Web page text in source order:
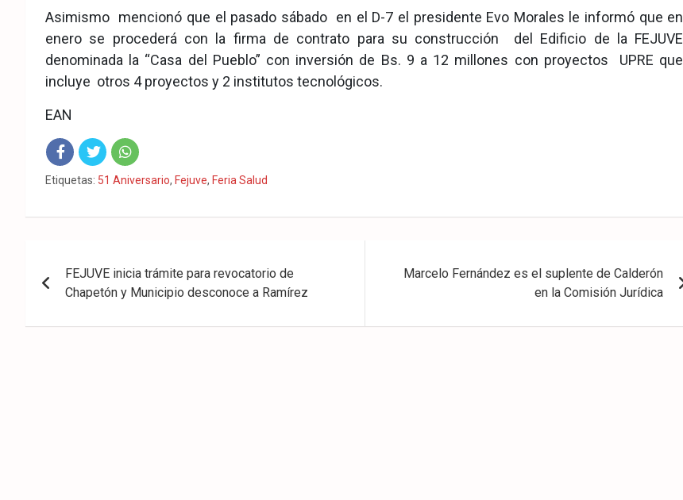
Asimismo mencionó que el pasado sábado en el D-7 el presidente Evo Morales le informó que en
enero se procederá con la firma de contrato para su construcción del Edificio de la FEJUVE
denominada la “Casa del Pueblo” con inversión de Bs. 9 a 12 millones con proyectos UPRE que
incluye otros 4 proyectos y 2 institutos tecnológicos.
EAN
Fac Twit Wha
Etiquetas: 51 Aniversario, Fejuve, Feria Salud
de
FEJUVE inicia trámite para revocatorio de
Chapetón y Municipio desconoce a Ramírez
Marcelo Fernández es el suplente de Calderón
en la Comisión Jurídica